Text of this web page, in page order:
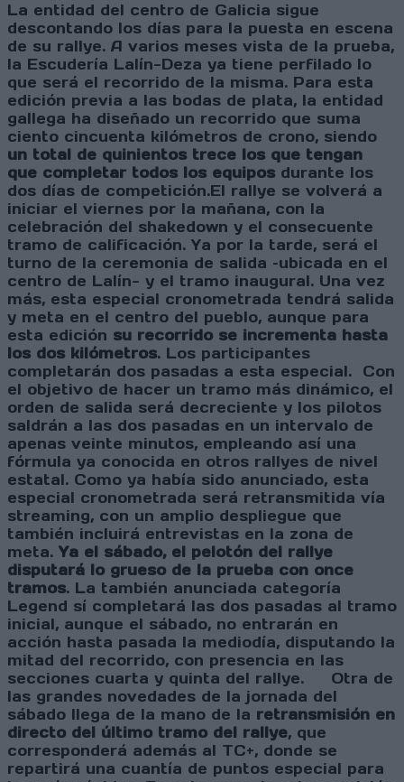
La entidad del centro de Galicia sigue
descontando los días para la puesta en escena
de su rallye. A varios meses vista de la prueba,
la Escudería Lalín-Deza ya tiene perfilado lo
que será el recorrido de la misma. Para esta
edición previa a las bodas de plata, la entidad
gallega ha diseñado un recorrido que suma
ciento cincuenta kilómetros de crono, siendo
un total de quinientos trece los que tengan
que completar todos los equipos durante los
dos días de competición.El rallye se volverá a
iniciar el viernes por la mañana, con la
celebración del shakedown y el consecuente
tramo de calificación. Ya por la tarde, será el
turno de la ceremonia de salida –ubicada en el
centro de Lalín- y el tramo inaugural. Una vez
más, esta especial cronometrada tendrá salida
y meta en el centro del pueblo, aunque para
esta edición su recorrido se incrementa hasta
los dos kilómetros. Los participantes
completarán dos pasadas a esta especial. Con
el objetivo de hacer un tramo más dinámico, el
orden de salida será decreciente y los pilotos
saldrán a las dos pasadas en un intervalo de
apenas veinte minutos, empleando así una
fórmula ya conocida en otros rallyes de nivel
estatal. Como ya había sido anunciado, esta
especial cronometrada será retransmitida vía
streaming, con un amplio despliegue que
también incluirá entrevistas en la zona de
meta. Ya el sábado, el pelotón del rallye
disputará lo grueso de la prueba con once
tramos. La también anunciada categoría
Legend sí completará las dos pasadas al tramo
inicial, aunque el sábado, no entrarán en
acción hasta pasada la mediodía, disputando la
mitad del recorrido, con presencia en las
secciones cuarta y quinta del rallye. Otra de
las grandes novedades de la jornada del
sábado llega de la mano de la retransmisión en
directo del último tramo del rallye, que
corresponderá además al TC+, donde se
repartirá una cuantía de puntos especial para